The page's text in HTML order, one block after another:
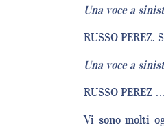
Una voce a
RUSSO
Una voce a
RUSSO
Vi sono molti